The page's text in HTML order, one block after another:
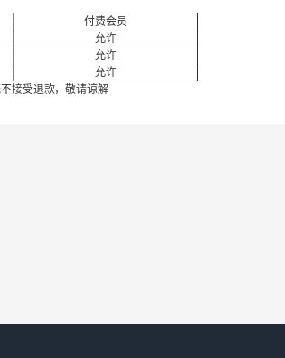
付费会员
允许
允许
允许
接受退款，敬请谅解